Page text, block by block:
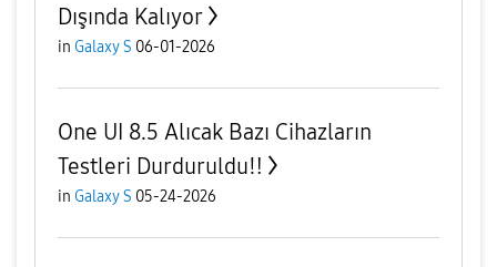
Dışında Kalıyor
in Galaxy S 06-01-2026
One UI 8.5 Alıcak Bazı Cihazların
Testleri Durduruldu‼️
in Galaxy S 05-24-2026